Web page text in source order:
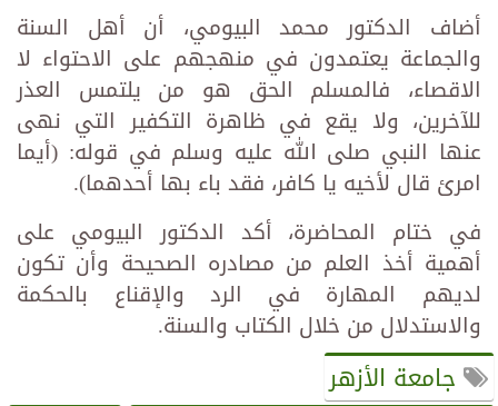
أضاف الدكتور محمد البيومي، أن أهل السنة
والجماعة يعتمدون في منهجهم على الاحتواء لا
الاقصاء، فالمسلم الحق هو من يلتمس العذر
للآخرين، ولا يقع في ظاهرة التكفير التي نهى
عنها النبي صلى الله عليه وسلم في قوله: (أيما
امرئ قال لأخيه يا كافر، فقد باء بها أحدهما).
في ختام المحاضرة، أكد الدكتور البيومي على
أهمية أخذ العلم من مصادره الصحيحة وأن تكون
لديهم المهارة في الرد والإقناع بالحكمة
والاستدلال من خلال الكتاب والسنة.
جامعة الأزهر